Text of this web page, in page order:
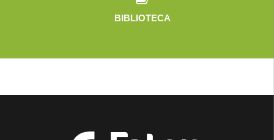
BIBLIOTECA